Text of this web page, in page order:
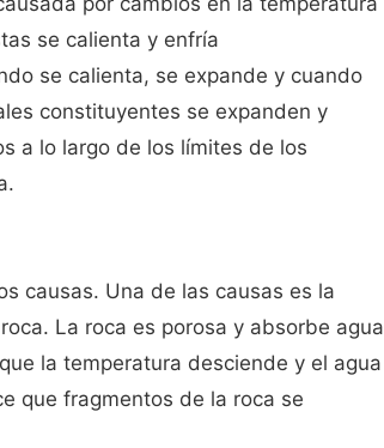
se calienta y enfría
se calienta, se expande y cuando
constituyentes se expanden y
a lo largo de los límites de los
causas. Una de las causas es la
La roca es porosa y absorbe agua
la temperatura desciende y el agua
que fragmentos de la roca se